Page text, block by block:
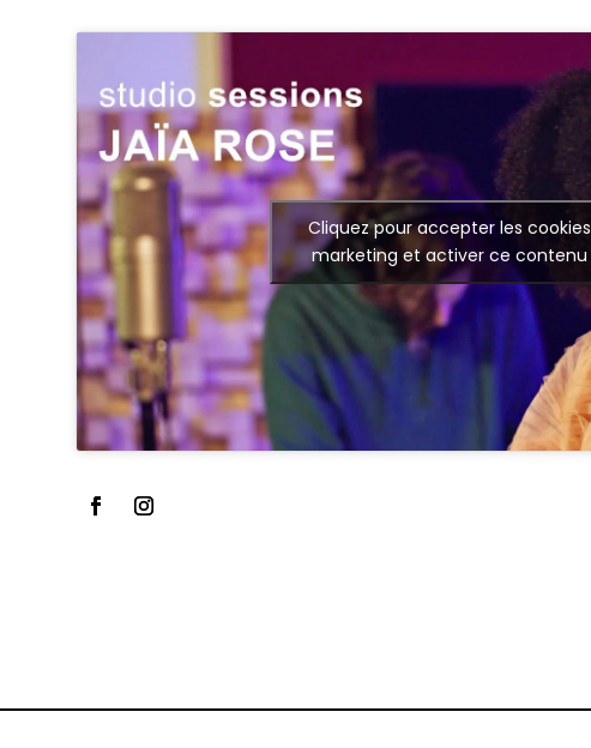
Cliquez pour accepter les cookies
marketing et activer ce contenu